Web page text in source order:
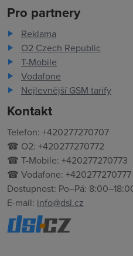
Pro partnery
Reklama
O2 Czech Republic
T-Mobile
Vodafone
Nejlevnější GSM tarify
Kontakt
Telefon: +420277270707
☎ O2: +420277270772
☎ T-Mobile: +420277270773
☎ Vodafone: +420277270777
Dostupnost: Po–Pá:
E-mail: info@dsl.cz